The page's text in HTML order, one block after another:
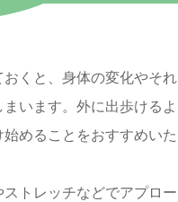
くと、身体の変化やそれ
います。外に出歩けるよ
めることをおすすめいた
トレッチなどでアプロー